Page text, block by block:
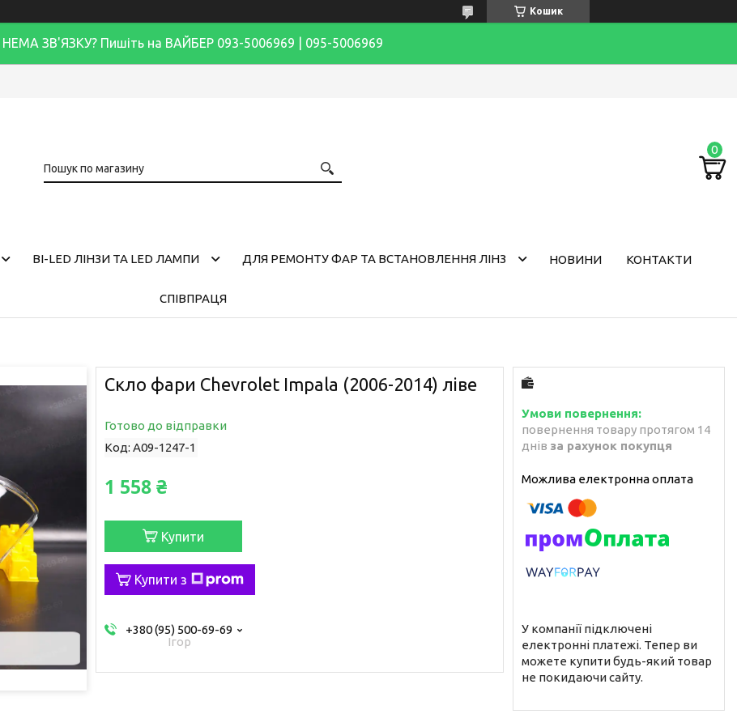
Кошик
НЕМА ЗВ'ЯЗКУ? Пишіть на ВАЙБЕР 093-5006969 | 095-5006969
BI-LED ЛІНЗИ ТА LED ЛАМПИ ДЛЯ РЕМОНТУ ФАР ТА ВСТАНОВЛЕННЯ ЛІНЗ НОВИНИ КОНТАКТИ
СПІВПРАЦЯ
Скло фари Chevrolet Impala (2006-2014) ліве
Готово до відправки
Код: A09-1247-1
1 558 ₴
Купити
Купити з
+380 (95) 500-69-69
Ігор
повернення товару протягом 14
днів за рахунок покупця
У компанії підключені
електронні платежі. Тепер ви
можете купити будь-який товар
не покидаючи сайту.